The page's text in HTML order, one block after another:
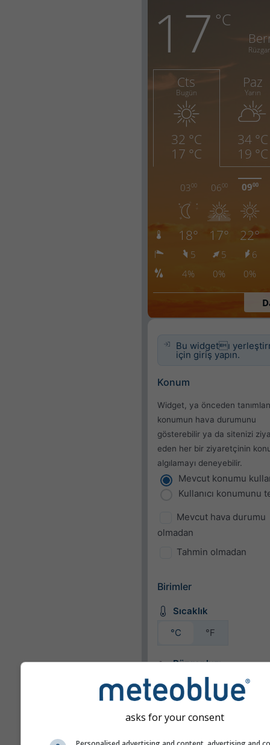
Bu widgetı
için giriş yapın.
Konum
Widget, ya önceden
konumun hava durumunu
gösterebilir ya da sitenizi
eden her bir ziyaretçinin
algılamayı deneyebilir.
Mevcut konumu
Kullanıcı konumunu
Mevcut hava durumu
olmadan
Tahmin olmadan
Birimler
Sıcaklık
°C
°F
Rüzgar hızı
bft
km/h
asks for your consent